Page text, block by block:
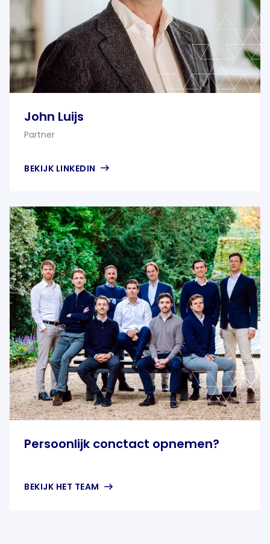
John Luijs
Partner
BEKIJK LINKEDIN
Persoonlijk conctact opnemen?
BEKIJK HET TEAM